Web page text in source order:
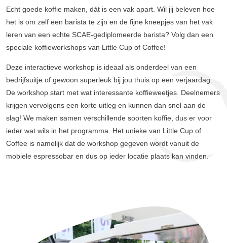
Echt goede koffie maken, dát is een vak apart. Wil jij beleven hoe
het is om zelf een barista te zijn en de fijne kneepjes van het vak
leren van een echte SCAE-gediplomeerde barista? Volg dan een
speciale koffieworkshops van Little Cup of Coffee!
Deze interactieve workshop is ideaal als onderdeel van een
bedrijfsuitje of gewoon superleuk bij jou thuis op een verjaardag.
De workshop start met wat interessante koffieweetjes. Deelnemers
krijgen vervolgens een korte uitleg en kunnen dan snel aan de
slag! We maken samen verschillende soorten koffie, dus er voor
ieder wat wils in het programma. Het unieke van Little Cup of
Coffee is namelijk dat de workshop gegeven wordt vanuit de
mobiele espressobar en dus op ieder locatie plaats kan vinden.